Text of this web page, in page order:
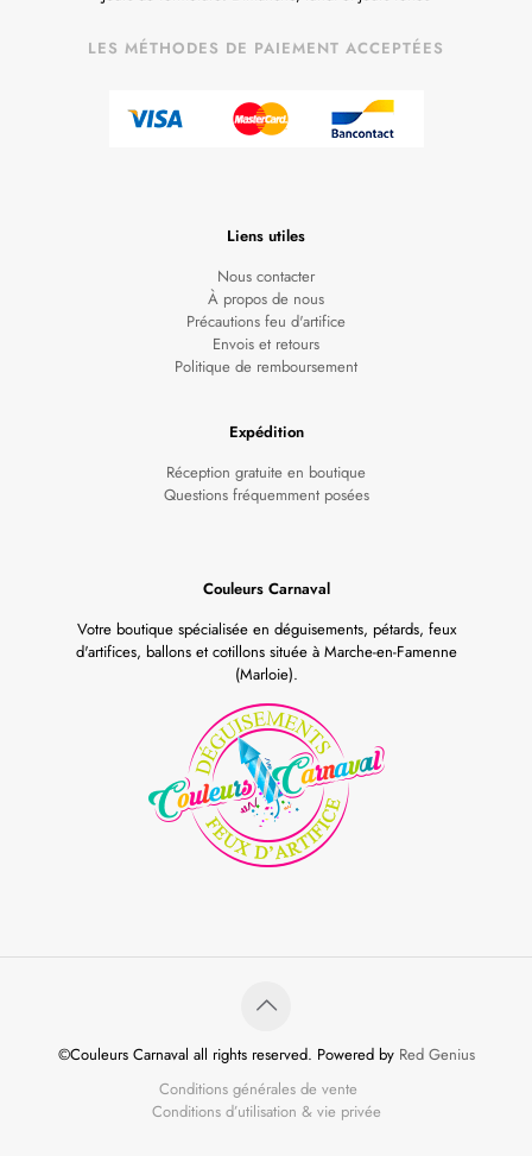
LES MÉTHODES DE PAIEMENT ACCEPTÉES
Liens utiles
Nous contacter
À propos de nous
Précautions feu d'artifice
Envois et retours
Politique de remboursement
Expédition
Réception gratuite en boutique
Questions fréquemment posées
Couleurs Carnaval
Votre boutique spécialisée en déguisements, pétards, feux
d'artifices, ballons et cotillons située à Marche-en-Famenne
(Marloie).
©Couleurs Carnaval all rights reserved. Powered by Red Genius
Conditions générales de vente
Conditions d’utilisation & vie privée